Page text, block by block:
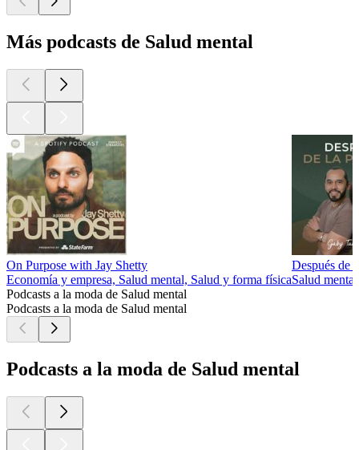
Más podcasts de Salud mental
On Purpose with Jay Shetty
Economía y empresa, Salud mental, Salud y forma física
Después de
Salud
Podcasts a la moda de Salud mental
Podcasts a la moda de Salud mental
Podcasts a la moda de Salud mental